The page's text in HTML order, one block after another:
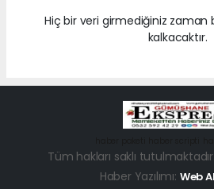
Hiç bir veri girmediğiniz
kalkacaktır.
Tüm hakları saklı
Haber Yazılımı: Web